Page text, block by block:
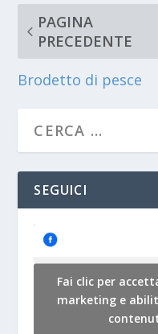
PAGINA
PRECEDENTE
Brodetto di pesce
SEGUICI
Fai clic per
marketing e